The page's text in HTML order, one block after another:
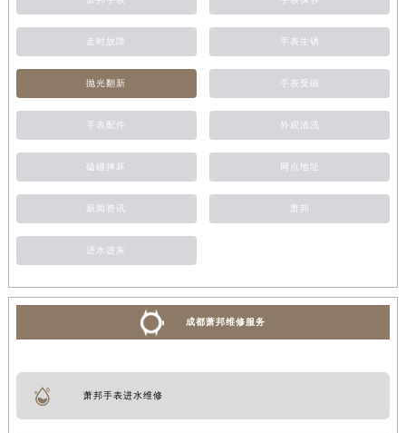
走时故障 手表生锈
抛光翻新 手表受磁
手表配件 外观清洗
磕碰摔坏 网点地址
新闻资讯 萧邦
进水进灰
成都萧邦维修服务
萧邦手表进水维修